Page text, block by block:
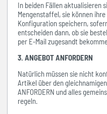
In beiden Fällen aktualisieren
Mengenstaffel, sie können
Konfiguration speichern,
entscheiden dann, ob sie
per E-Mail zugesandt
3. ANGEBOT ANFORDERN
Natürlich müssen sie nicht
Artikel über den
ANFORDERN und alles
regeln.